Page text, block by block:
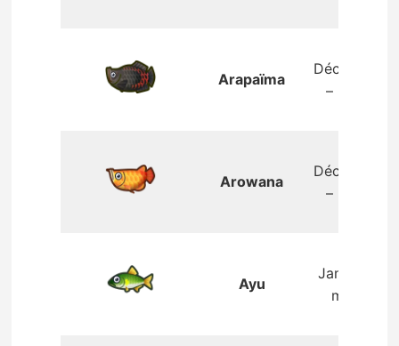
Arapaïma
Décembre
– mars
Arowana
Décembre
– mars
Ayu
Janvier –
mars